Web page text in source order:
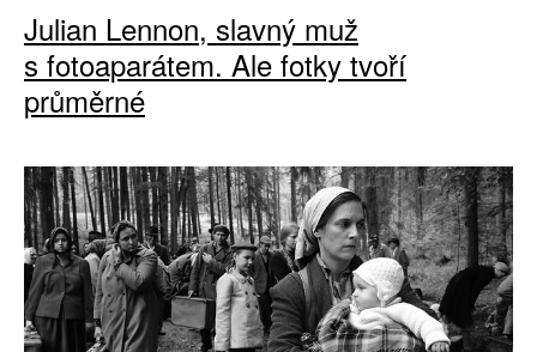
Julian Lennon, slavný muž
s fotoaparátem. Ale fotky tvoří
průměrné